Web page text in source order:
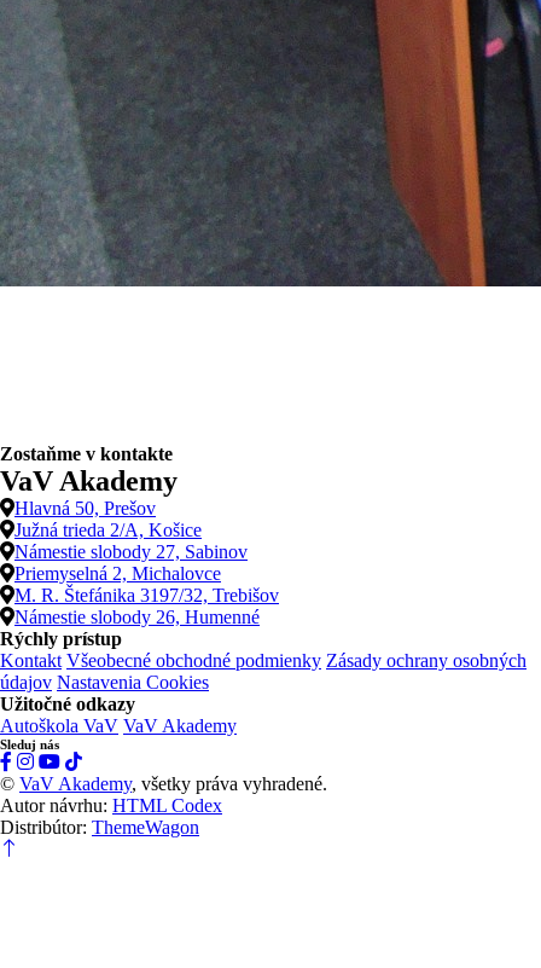
Zostaňme v kontakte
VaV Akademy
Hlavná 50, Prešov
Južná trieda 2/A, Košice
Námestie slobody 27, Sabinov
Priemyselná 2, Michalovce
M. R. Štefánika 3197/32, Trebišov
Námestie slobody 26, Humenné
Rýchly prístup
Kontakt Všeobecné obchodné podmienky Zásady ochrany osobných
údajov Nastavenia Cookies
Užitočné odkazy
Autoškola VaV VaV Akademy
Sleduj nás
© VaV Akademy, všetky práva vyhradené.
Autor návrhu: HTML Codex
Distribútor: ThemeWagon